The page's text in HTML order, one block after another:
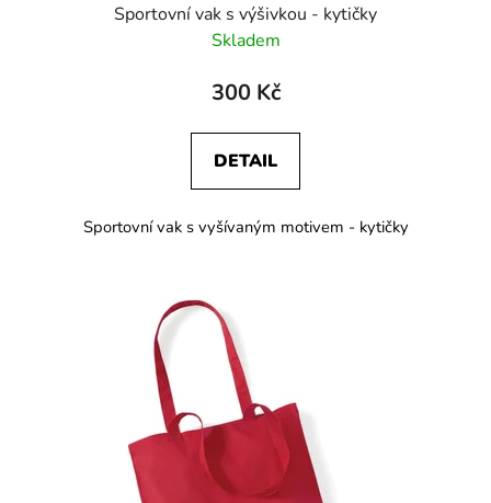
Sportovní vak s výšivkou - kytičky
Skladem
300 Kč
DETAIL
Sportovní vak s vyšívaným motivem - kytičky